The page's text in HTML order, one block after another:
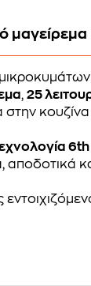
,25
στην
6th
αποδοτικά